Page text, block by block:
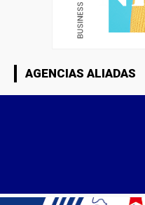
AGENCIAS ALIADAS